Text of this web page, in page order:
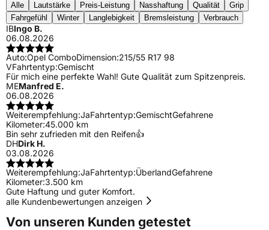
Alle Lautstärke Preis-Leistung Nasshaftung Qualität
Grip
Fahrgefühl
Winter Langlebigkeit Bremsleistung Verbrauch
IBIngo B.
06.08.2026
Auto:Opel ComboDimension:215/55 R17 98
VFahrtentyp:Gemischt
Für mich eine perfekte Wahl! Gute Qualität zum Spitzenpreis.
MEManfred E.
06.08.2026
Weiterempfehlung:JaFahrtentyp:GemischtGefahrene
Kilometer:45.000 km
Bin sehr zufrieden mit den Reifen👍
DHDirk H.
03.08.2026
Weiterempfehlung:JaFahrtentyp:ÜberlandGefahrene
Kilometer:3.500 km
Gute Haftung und guter Komfort.
alle Kundenbewertungen anzeigen
Von unseren Kunden getestet